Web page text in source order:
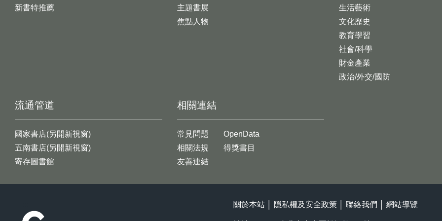
新書特推薦
生活藝術
文化歷史
教育學習
社會/科學
財金產業
政治/外交/國防
主題書展
焦點人物
流通管道
國家書店(另開新視窗)
五南書店(另開新視窗)
寄存圖書館
相關連結
常見問題
相關法規
友善連結
OpenData
得獎書目
關於本站 隱私權及安全政策 聯絡我們 網站導覽